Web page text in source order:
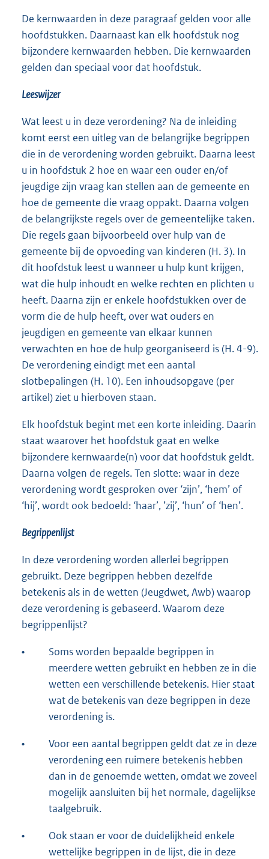
De kernwaarden in deze paragraaf gelden voor alle
hoofdstukken. Daarnaast kan elk hoofdstuk nog
bijzondere kernwaarden hebben. Die kernwaarden
gelden dan speciaal voor dat hoofdstuk.
Leeswijzer
Wat leest u in deze verordening? Na de inleiding
komt eerst een uitleg van de belangrijke begrippen
die in de verordening worden gebruikt. Daarna leest
u in hoofdstuk 2 hoe en waar een ouder en/of
jeugdige zijn vraag kan stellen aan de gemeente en
hoe de gemeente die vraag oppakt. Daarna volgen
de belangrijkste regels over de gemeentelijke taken.
Die regels gaan bijvoorbeeld over hulp van de
gemeente bij de opvoeding van kinderen (H. 3). In
dit hoofdstuk leest u wanneer u hulp kunt krijgen,
wat die hulp inhoudt en welke rechten en plichten u
heeft. Daarna zijn er enkele hoofdstukken over de
vorm die de hulp heeft, over wat ouders en
jeugdigen en gemeente van elkaar kunnen
verwachten en hoe de hulp georganiseerd is (H. 4-9).
De verordening eindigt met een aantal
slotbepalingen (H. 10). Een inhoudsopgave (per
artikel) ziet u hierboven staan.
Elk hoofdstuk begint met een korte inleiding. Daarin
staat waarover het hoofdstuk gaat en welke
bijzondere kernwaarde(n) voor dat hoofdstuk geldt.
Daarna volgen de regels. Ten slotte: waar in deze
verordening wordt gesproken over ‘zijn’, ‘hem’ of
‘hij’, wordt ook bedoeld: ‘haar’, ’zij’, ‘hun’ of ‘hen’.
Begrippenlijst
In deze verordening worden allerlei begrippen
gebruikt. Deze begrippen hebben dezelfde
betekenis als in de wetten (Jeugdwet, Awb) waarop
deze verordening is gebaseerd. Waarom deze
begrippenlijst?
•
Soms worden bepaalde begrippen in
meerdere wetten gebruikt en hebben ze in die
wetten een verschillende betekenis. Hier staat
wat de betekenis van deze begrippen in deze
verordening is.
•
Voor een aantal begrippen geldt dat ze in deze
verordening een ruimere betekenis hebben
dan in de genoemde wetten, omdat we zoveel
mogelijk aansluiten bij het normale, dagelijkse
taalgebruik.
•
Ook staan er voor de duidelijkheid enkele
wettelijke begrippen in de lijst, die in deze